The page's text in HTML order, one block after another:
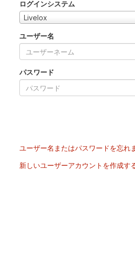
ログインシステム
Livelox
ユーザー名
パスワード
ユーザー名またはパスワードを忘れ
新しいユーザーアカウントを作成す